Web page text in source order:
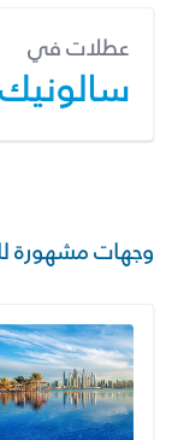
عطلات في
سالونيك
وجهات مشهورة